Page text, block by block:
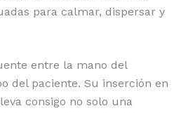
para calmar, dispersar y
entre la mano del
del paciente. Su inserción en
consigo no solo una